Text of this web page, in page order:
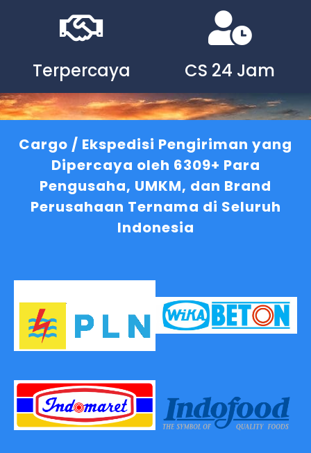
Terpercaya CS 24 Jam
Cargo / Ekspedisi Pengiriman yang
Dipercaya oleh 6309+ Para
Pengusaha, UMKM, dan Brand
Perusahaan Ternama di Seluruh
Indonesia